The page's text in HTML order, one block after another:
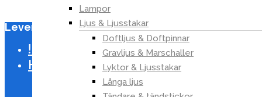
Lampor
Ljus & Ljusstakar
Doftljus & Doftpinnar
Gravljus & Marschaller
Lyktor & Ljusstakar
Långa ljus
Close
Menu
Leverans 1-3 dagar | Frakt 49 kr
!LAGERRENSNING!
Hem
Hem & Trädgård